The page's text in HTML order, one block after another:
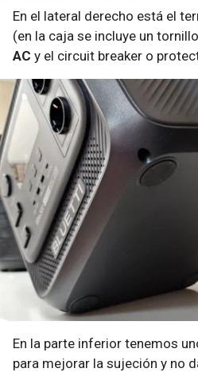
En el lateral derecho está el
(en la caja se incluye un
AC y el circuit breaker o
En la parte inferior tenemos
para mejorar la sujeción y no